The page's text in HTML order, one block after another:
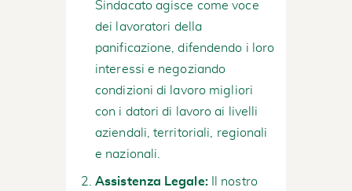
Sindacato agisce come voce
dei lavoratori della
panificazione, difendendo i loro
interessi e negoziando
condizioni di lavoro migliori
con i datori di lavoro ai livelli
aziendali, territoriali, regionali
e nazionali.
Assistenza Legale:Il nostro